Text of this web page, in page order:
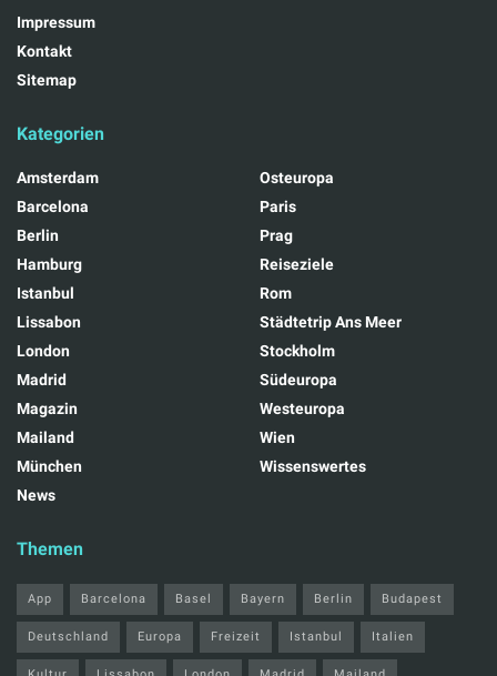
Impressum
Kontakt
Sitemap
Kategorien
Amsterdam
Barcelona
Berlin
Hamburg
Istanbul
Lissabon
London
Madrid
Magazin
Mailand
München
News
Osteuropa
Paris
Prag
Reiseziele
Rom
Städtetrip Ans Meer
Stockholm
Südeuropa
Westeuropa
Wien
Wissenswertes
Themen
App Barcelona Basel Bayern Berlin Budapest
Deutschland Europa Freizeit Istanbul Italien